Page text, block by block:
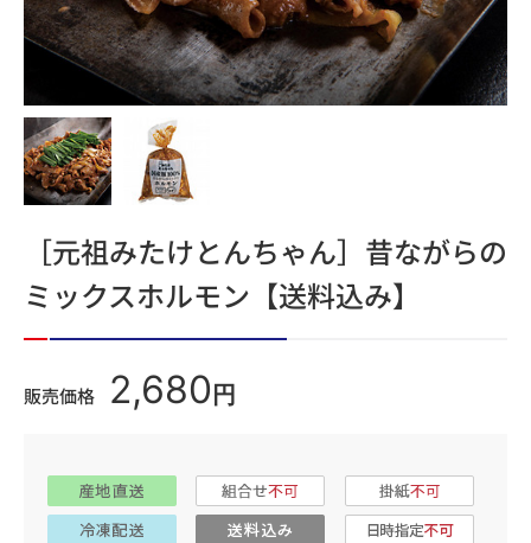
［元祖みたけとんちゃん］昔ながらの
ミックスホルモン【送料込み】
販売価格 2,680 円